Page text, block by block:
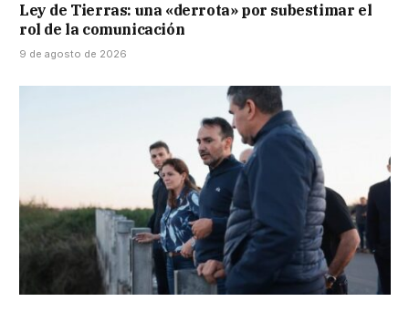
Ley de Tierras: una «derrota» por subestimar el
rol de la comunicación
9 de agosto de 2026